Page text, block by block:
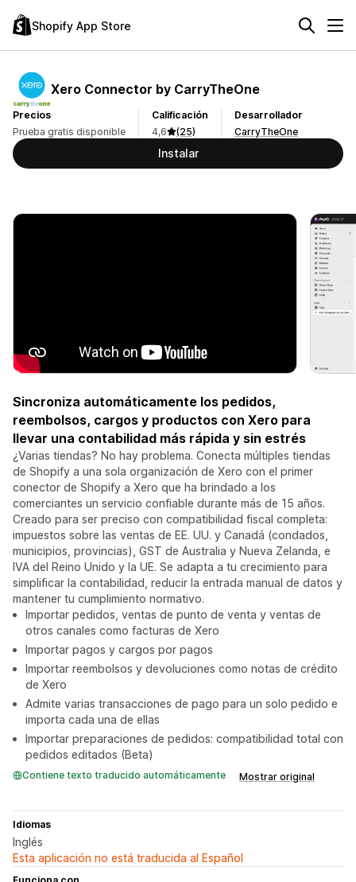
Shopify App Store
Xero Connector by CarryTheOne
Precios
Prueba gratis disponible
Calificación
4,6
(25)
Desarrollador
CarryTheOne
Instalar
Sincroniza automáticamente los pedidos,
reembolsos, cargos y productos con Xero para
llevar una contabilidad más rápida y sin estrés
¿Varias tiendas? No hay problema. Conecta múltiples tiendas
de Shopify a una sola organización de Xero con el primer
conector de Shopify a Xero que ha brindado a los
comerciantes un servicio confiable durante más de 15 años.
Creado para ser preciso con compatibilidad fiscal completa:
impuestos sobre las ventas de EE. UU. y Canadá (condados,
municipios, provincias), GST de Australia y Nueva Zelanda, e
IVA del Reino Unido y la UE. Se adapta a tu crecimiento para
simplificar la contabilidad, reducir la entrada manual de datos y
mantener tu cumplimiento normativo.
Importar pedidos, ventas de punto de venta y ventas de
otros canales como facturas de Xero
Importar pagos y cargos por pagos
Importar reembolsos y devoluciones como notas de crédito
de Xero
Admite varias transacciones de pago para un solo pedido e
importa cada una de ellas
Importar preparaciones de pedidos: compatibilidad total con
pedidos editados (Beta)
Contiene texto traducido automáticamente Mostrar original
Idiomas
Inglés
Esta aplicación no está traducida al Español